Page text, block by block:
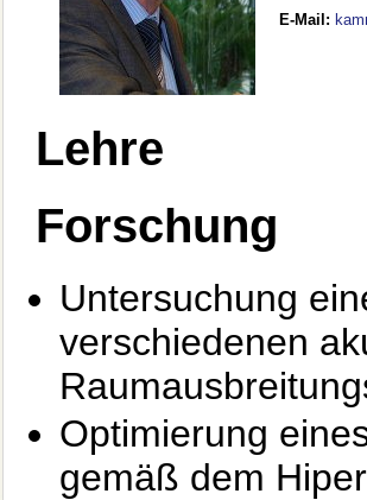
E-Mail :
Lehre
Forschung
Untersuchung
verschiedenen
Optimierung
gemäß dem